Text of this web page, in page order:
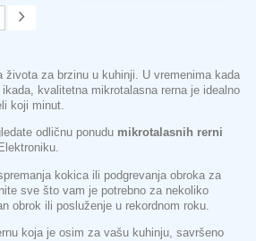
života za brzinu u kuhinji. U vremenima kada
kvalitetna mikrotalasna rerna je idealno
koji minut.
odličnu ponudu mikrotalasnih rerni
kokica ili podgrevanja obroka za
sve što vam je potrebno za nekoliko
obrok ili posluženje u rekordnom roku.
koja je osim za vašu kuhinju, savršeno